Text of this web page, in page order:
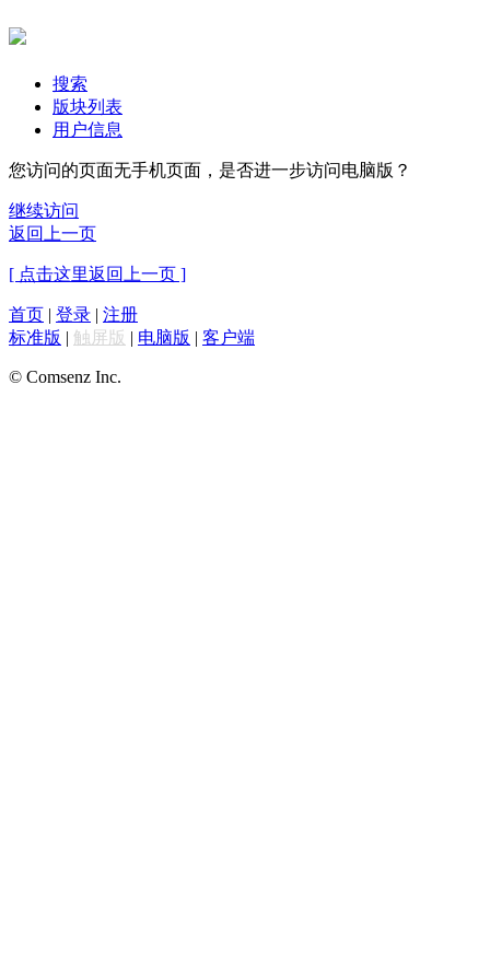
搜索
版块列表
用户信息
您访问的页面无手机页面，是否进一步访问电脑版？
继续访问
返回上一页
[ 点击这里返回上一页 ]
首页 | 登录 | 注册
标准版 | 触屏版 | 电脑版 | 客户端
© Comsenz Inc.